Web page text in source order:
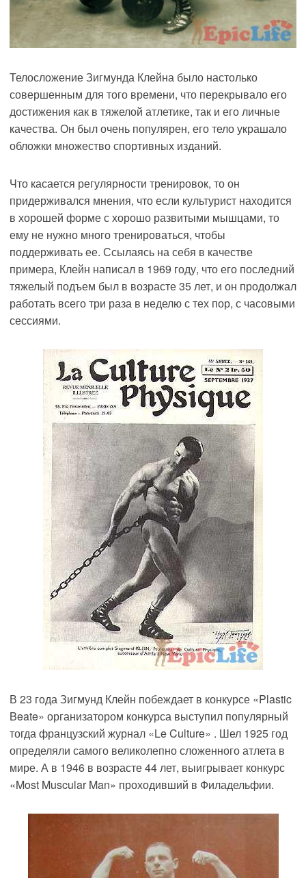
Телосложение Зигмунда Клейна было настолько
совершенным для того времени, что перекрывало его
достижения как в тяжелой атлетике, так и его личные
качества. Он был очень популярен, его тело украшало
обложки множество спортивных изданий.
Что касается регулярности тренировок, то он
придерживался мнения, что если культурист находится
в хорошей форме с хорошо развитыми мышцами, то
ему не нужно много тренироваться, чтобы
поддерживать ее. Ссылаясь на себя в качестве
примера, Клейн написал в 1969 году, что его последний
тяжелый подъем был в возрасте 35 лет, и он продолжал
работать всего три раза в неделю с тех пор, с часовыми
сессиями.
В 23 года Зигмунд Клейн побеждает в конкурсе «Plastic
Beate» организатором конкурса выступил популярный
тогда французский журнал «Le Culture» . Шел 1925 год
определяли самого великолепно сложенного атлета в
мире. А в 1946 в возрасте 44 лет, выигрывает конкурс
«Most Muscular Man» проходивший в Филадельфии.